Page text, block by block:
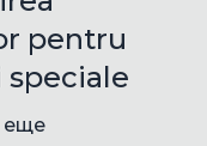
pentru
speciale
еще